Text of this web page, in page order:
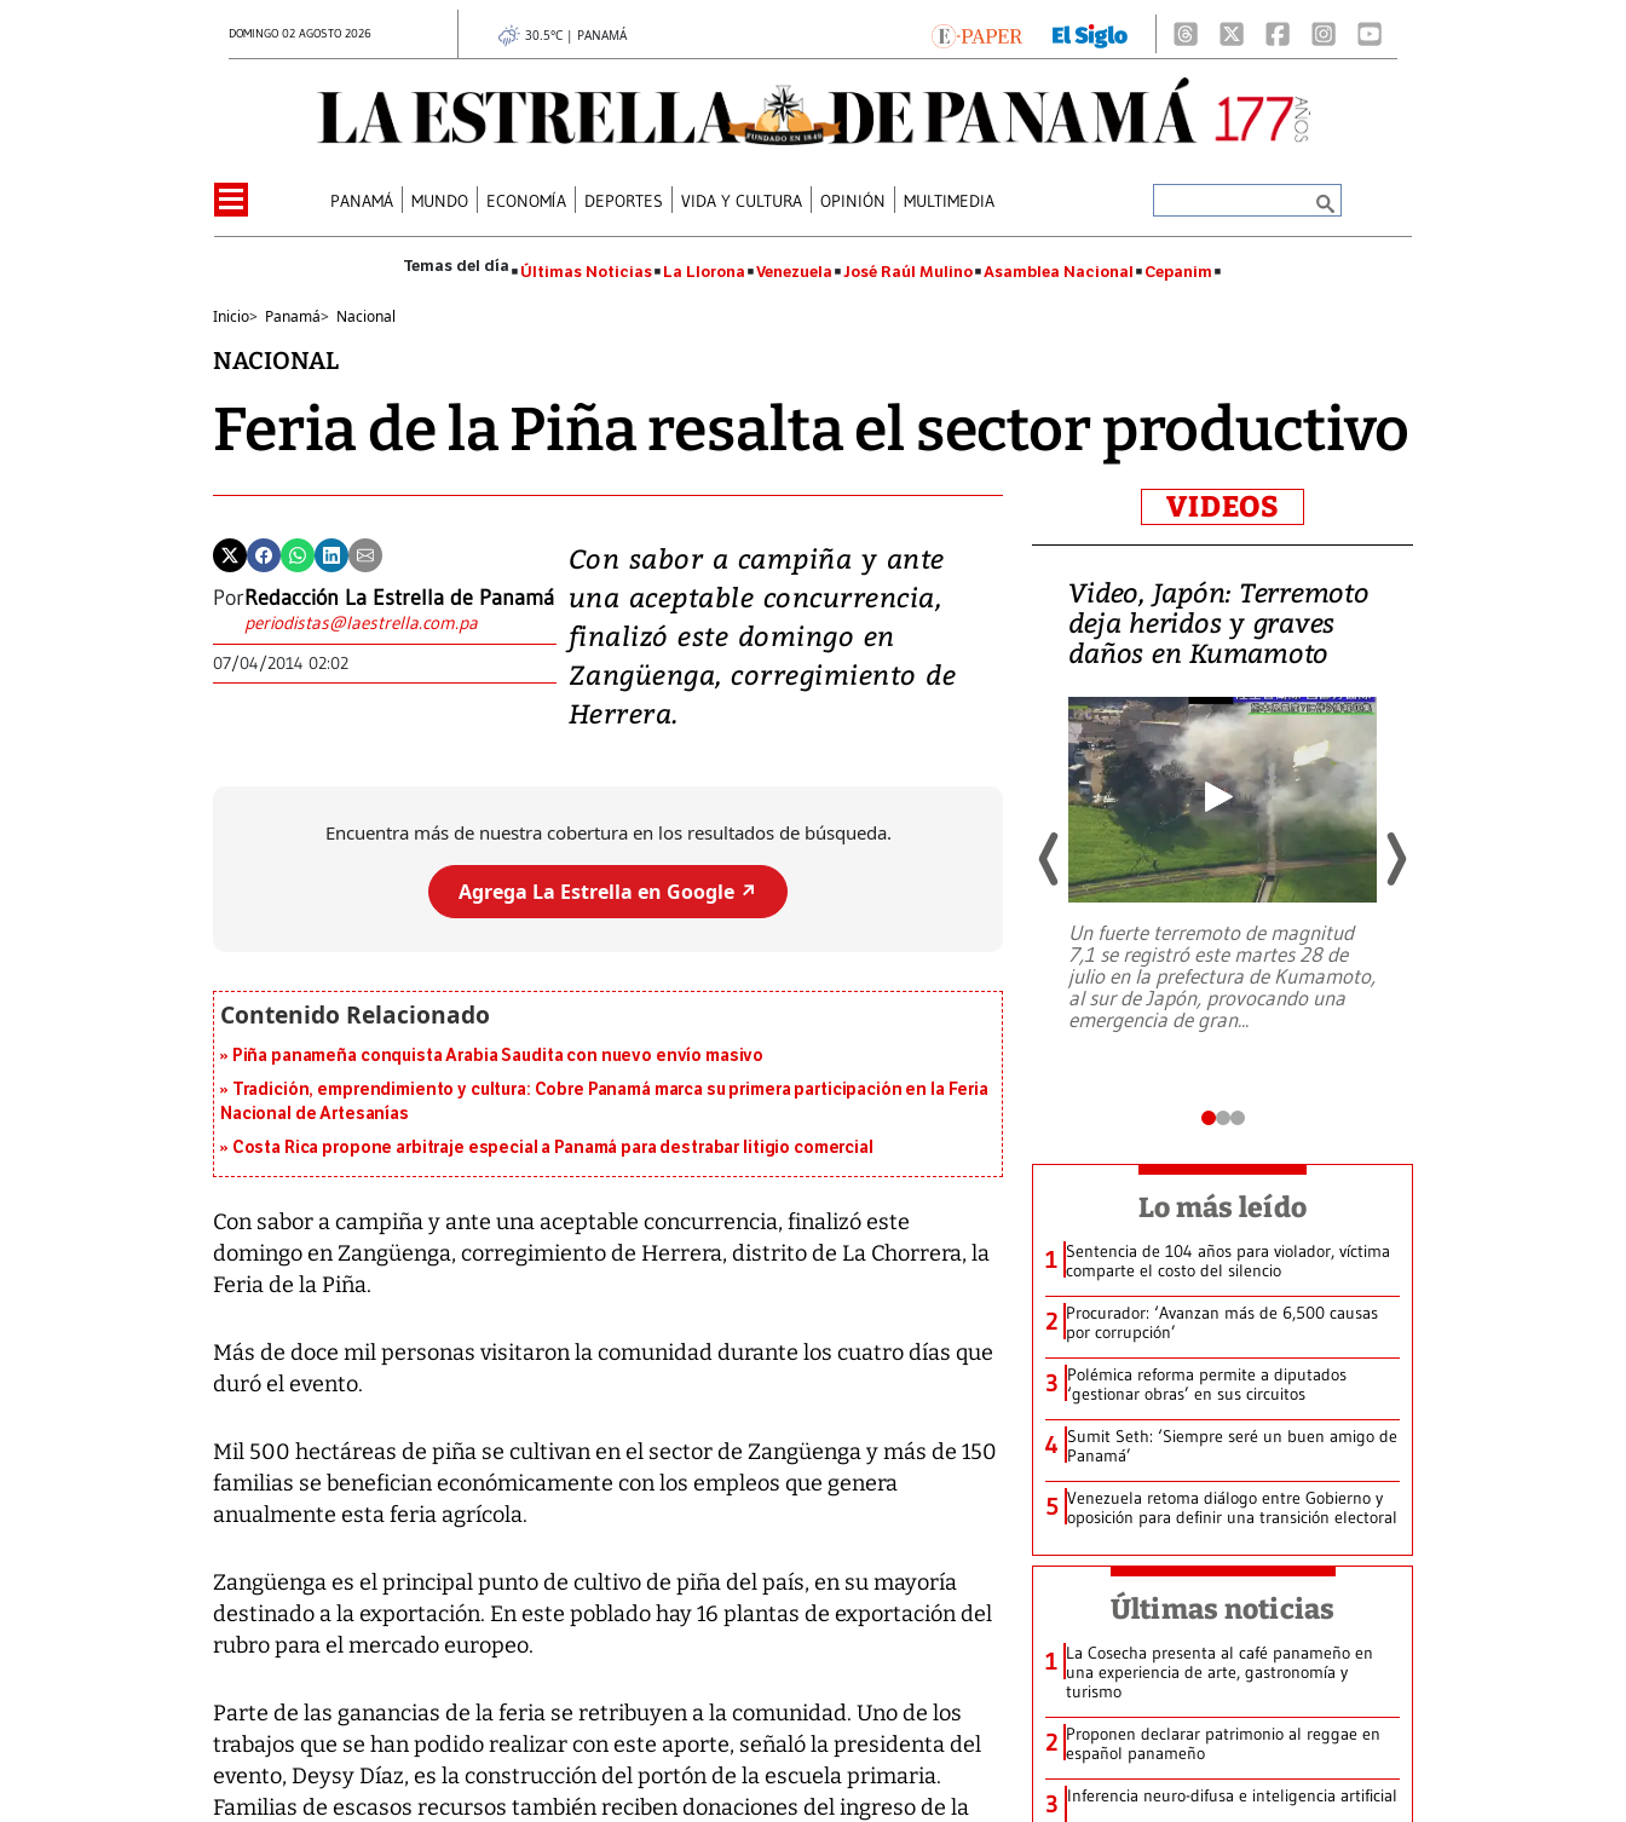
DOMINGO 02 AGOSTO 2026 30.5°C | PANAMÁ
PANAMÁ MUNDO ECONOMÍA DEPORTES VIDA Y CULTURA OPINIÓN MULTIMEDIA
Últimas Noticias La Llorona Venezuela José Raúl Mulino Asamblea Nacional Cepanim
Inicio> Panamá> Nacional
NACIONAL
Feria de la Piña resalta el sector productivo
PorRedacción La Estrella de Panamá
periodistas@laestrella.com.pa
07/04/2014 02:02
Con sabor a campiña y ante
una aceptable concurrencia,
finalizó este domingo en
Zangüenga, corregimiento de
Herrera.
Encuentra más de nuestra cobertura en los resultados de búsqueda.
Agrega La Estrella en Google ↗️
Piña panameña conquista Arabia Saudita con nuevo envío masivo
Tradición, emprendimiento y cultura: Cobre Panamá marca su primera participación en la Feria
Nacional de Artesanías
Costa Rica propone arbitraje especial a Panamá para destrabar litigio comercial
Con sabor a campiña y ante una aceptable concurrencia, finalizó este
domingo en Zangüenga, corregimiento de Herrera, distrito de La Chorrera, la
Feria de la Piña.
Más de doce mil personas visitaron la comunidad durante los cuatro días que
duró el evento.
Mil 500 hectáreas de piña se cultivan en el sector de Zangüenga y más de 150
familias se benefician económicamente con los empleos que genera
anualmente esta feria agrícola.
Zangüenga es el principal punto de cultivo de piña del país, en su mayoría
destinado a la exportación. En este poblado hay 16 plantas de exportación del
rubro para el mercado europeo.
Parte de las ganancias de la feria se retribuyen a la comunidad. Uno de los
trabajos que se han podido realizar con este aporte, señaló la presidenta del
evento, Deysy Díaz, es la construcción del portón de la escuela primaria.
Familias de escasos recursos también reciben donaciones del ingreso de la
VIDEOS
Isidro Carbonell,
director de la Lotería:
‘Vamos a ser más
transparentes, tengan fe
Video, Japón: Terremoto
deja heridos y graves
daños en Kumamoto
Un fuerte terremoto de magnitud
7,1 se registró este martes 28 de
julio en la prefectura de Kumamoto,
al sur de Japón, provocando una
emergencia de gran...
Lo más leído
1 Sentencia de 104 años para violador, víctima
comparte el costo del silencio
2 Procurador: ‘Avanzan más de 6,500 causas
por corrupción’
3 Polémica reforma permite a diputados
‘gestionar obras’ en sus circuitos
4 Sumit Seth: ‘Siempre seré un buen amigo de
Panamá’
5 Venezuela retoma diálogo entre Gobierno y
oposición para definir una transición electoral
Últimas noticias
1 La Cosecha presenta al café panameño en
una experiencia de arte, gastronomía y
turismo
2 Proponen declarar patrimonio al reggae en
español panameño
3 Inferencia neuro-difusa e inteligencia artificial